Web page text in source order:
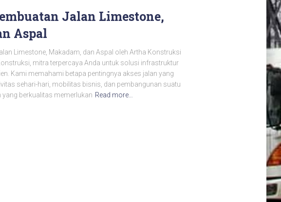
Jalan Limestone,
Aspal
Limestone, Makadam, dan Aspal oleh Artha Konstruksi
mitra terpercaya Anda untuk solusi infrastruktur
Kami memahami betapa pentingnya akses jalan yang
sehari-hari, mobilitas bisnis, dan pembangunan suatu
berkualitas memerlukan Read more…